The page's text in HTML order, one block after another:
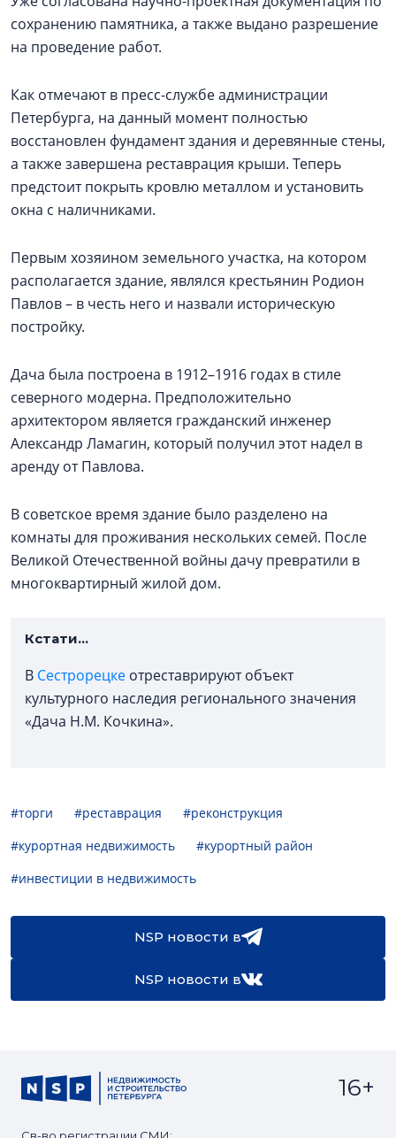
сохранению памятника, а также выдано разрешение
на проведение работ.
Как отмечают в пресс-службе администрации
Петербурга, на данный момент полностью
восстановлен фундамент здания и деревянные стены,
а также завершена реставрация крыши. Теперь
предстоит покрыть кровлю металлом и установить
окна с наличниками.
Первым хозяином земельного участка, на котором
располагается здание, являлся крестьянин Родион
Павлов – в честь него и назвали историческую
постройку.
Дача была построена в 1912–1916 годах в стиле
северного модерна. Предположительно
архитектором является гражданский инженер
Александр Ламагин, который получил этот надел в
аренду от Павлова.
В советское время здание было разделено на
комнаты для проживания нескольких семей. После
Великой Отечественной войны дачу превратили в
многоквартирный жилой дом.
Кстати...
В Сестрорецке отреставрируют объект
культурного наследия регионального значения
«Дача Н.М. Кочкина».
#торги #реставрация
#реконструкция
#курортная недвижимость
#курортный район
#инвестиции в недвижимость
NSP новости в
NSP новости в
16+